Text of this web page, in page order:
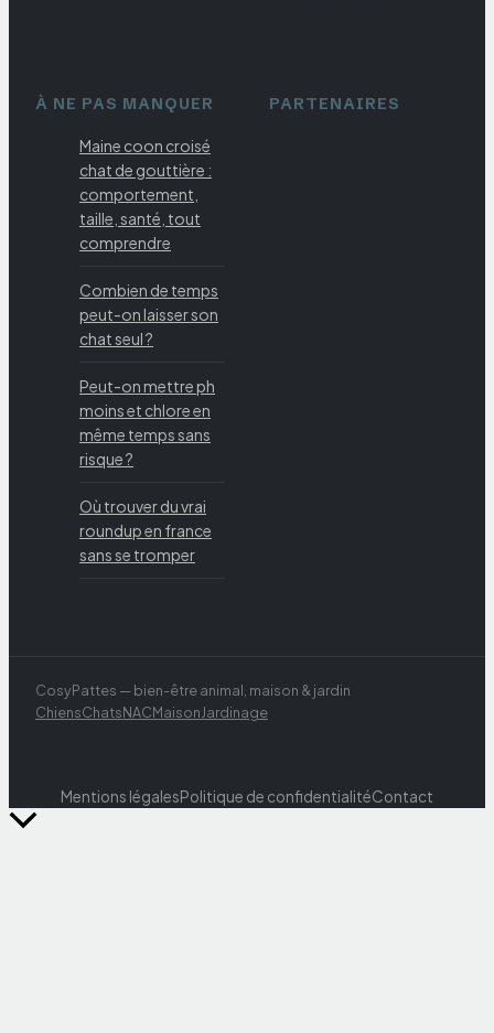
À NE PAS MANQUER
Maine coon croisé
chat de gouttière :
comportement,
taille, santé, tout
comprendre
Combien de temps
peut-on laisser son
chat seul ?
Peut-on mettre ph
moins et chlore en
même temps sans
risque ?
Où trouver du vrai
roundup en france
sans se tromper
PARTENAIRES
CosyPattes — bien-être animal, maison & jardin
ChiensChatsNACMaisonJardinage
Mentions légalesPolitique de confidentialitéContact